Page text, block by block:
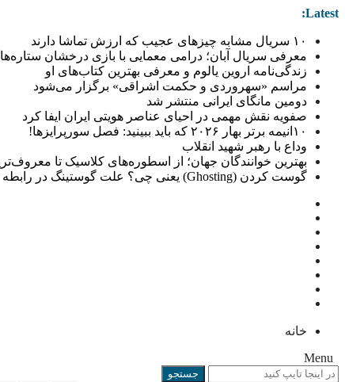
Latest:
۱۰ سریال مشابه چیزهای عجیب که ارزش تماشا دارند
معرفی سریال آبان؛ درامی معمایی با بازی درخشان
زندگی‌نامه اروین یالوم و معرفی بهترین کتاب‌های او
مراسم «سهروردی و حکمت اشراقی» برگزار می‌شود
دومین مانگای ایرانی منتشر شد
صفویه نقش مهمی در احیای عناصر هویتی ایران ایفا کرد
۱۰انیمه برتر بهار ۲۰۲۶ که باید ببینید: فصل سورپرایزها!
وداع با رهبر شهید انقلاب
بهترین خوانندگان جهان؛ از اسطوره‌های کلاسیک تا معروف‌ترین
گوست کردن (Ghosting) یعنی چی؟ علت گوستینگ در رابطه + راهکار
خانه
Menu